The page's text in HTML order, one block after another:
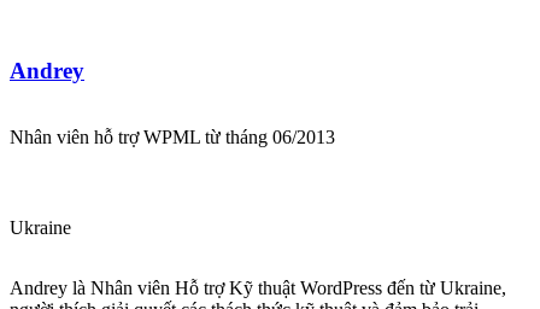
Andrey
Nhân viên hỗ trợ WPML từ tháng 06/2013
Ukraine
Andrey là Nhân viên Hỗ trợ Kỹ thuật WordPress đến từ Ukraine,